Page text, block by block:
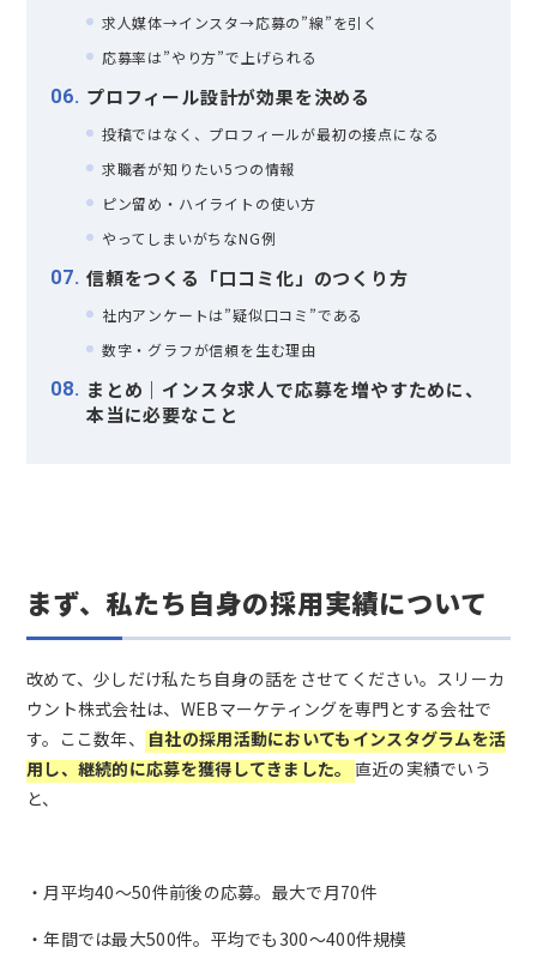
求人媒体→インスタ→応募の”線”を引く
応募率は”やり方”で上げられる
6 プロフィール設計が効果を決める
投稿ではなく、プロフィールが最初の接点になる
求職者が知りたい5つの情報
ピン留め・ハイライトの使い方
やってしまいがちなNG例
7 信頼をつくる「口コミ化」のつくり方
社内アンケートは”疑似口コミ”である
数字・グラフが信頼を生む理由
8
まとめ｜インスタ求人で応募を増やすために、
本当に必要なこと
まず、私たち自身の採用実績について
改めて、少しだけ私たち自身の話をさせてください。スリーカ
ウント株式会社は、WEBマーケティングを専門とする会社で
す。ここ数年、
自社の採用活動においてもインスタグラムを活
用し、継続的に応募を獲得してきました。 直近の実績でいう
と、
・月平均40〜50件前後の応募。最大で月70件
・年間では最大500件。平均でも300〜400件規模